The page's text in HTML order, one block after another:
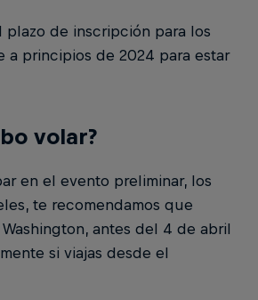
plazo de inscripción para los
a principios de 2024 para estar
volar?
en el evento preliminar, los
te recomendamos que
antes del 4 de abril
si viajas desde el